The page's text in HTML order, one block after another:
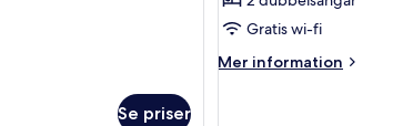
Se priser
-
utsikt
Gratis wi-fi
Mer information
Mer